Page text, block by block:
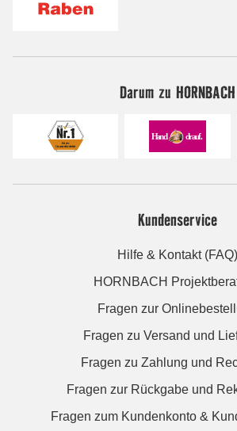
Darum zu HORNBACH
Kundenservice
Hilfe & Kontakt (FAQ)
HORNBACH
Fragen zur
Fragen zu Versand und
Fragen zu Zahlung und
Fragen zur Rückgabe und
Fragen zum Kundenkonto &